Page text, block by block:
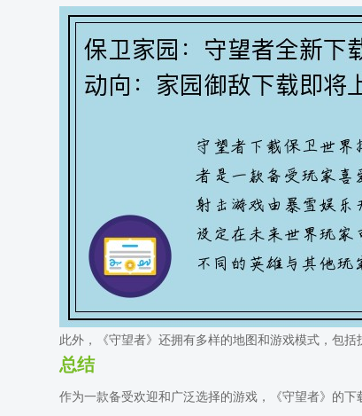
此外，《守望者》还拥有多样的地图和游戏模式，包
总结
作为一款备受欢迎和广泛选择的游戏，《守望者》的